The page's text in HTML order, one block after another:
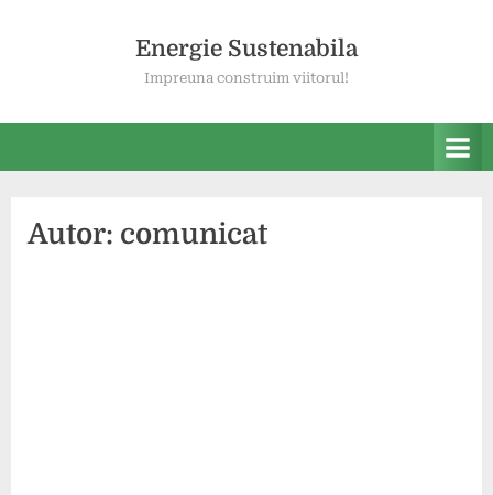
Energie Sustenabila
Impreuna construim viitorul!
Autor: comunicat